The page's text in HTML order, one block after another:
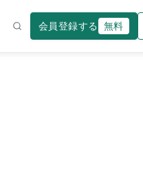
会員登録する 無料